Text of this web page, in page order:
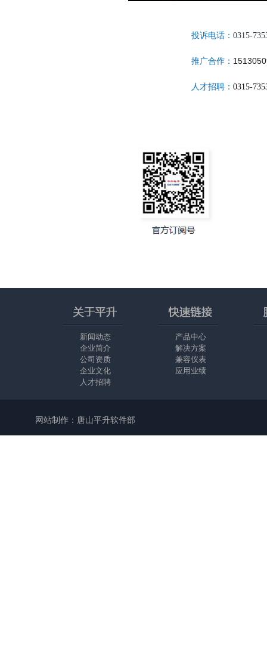
投诉电话： 0315-
推广合作：
人才招聘： 0315-
新闻动态
企业简介
公司资质
企业文化
人才招聘
产品中心
解决方案
兼容仪表
应用业绩
网站制作：唐山平升软件部